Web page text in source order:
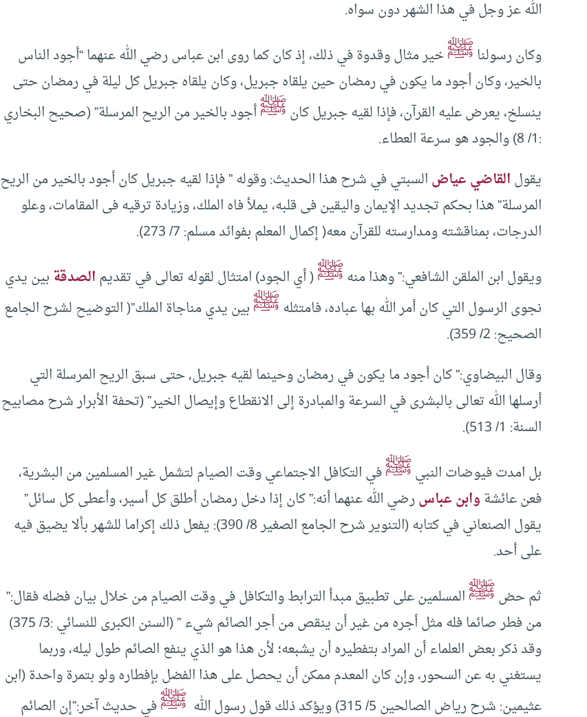
الله عز وجل في هذا الشهر دون سواه.
وكان رسولناﷺخير مثال وقدوة في ذلك، إذ كان كما روى ابن عباس رضي الله عنهما “أجود الناس
بالخير، وكان أجود ما يكون في رمضان حين يلقاه جبريل، وكان يلقاه جبريل كل ليلة في رمضان حتى
ينسلخ، يعرض عليه القرآن، فإذا لقيه جبريل كانﷺأجود بالخير من الريح المرسلة” (صحيح البخاري
:1/ 8) والجود هو سرعة العطاء.
يقولالقاضي عياضالسبتي في شرح هذا الحديث: وقوله ” فإذا لقيه جبريل كان أجود بالخير من الريح
المرسلة” هذا بحكم تجديد الإيمان واليقين فى قلبه، يملأ فاه الملك، وزيادة ترقيه فى المقامات، وعلو
الدرجات، بمناقشته ومدارسته للقرآن معه( إكمال المعلم بفوائد مسلم: 7/ 273).
ويقول ابن الملقن الشافعي:” وهذا منهﷺ( أي الجود) امتثال لقوله تعالى في تقديمالصدقةبين يدي
نجوى الرسول التي كان أمر الله بها عباده، فامتثلهﷺبين يدي مناجاة الملك”( التوضيح لشرح الجامع
الصحيح: 2/ 359).
وقال البيضاوي:” كان أجود ما يكون في رمضان وحينما لقيه جبريل, حتى سبق الريح المرسلة التي
أرسلها الله تعالى بالبشرى في السرعة والمبادرة إلى الانقطاع وإيصال الخير” (تحفة الأبرار شرح مصابيح
السنة: 1/ 513).
بل امدت فيوضات النبيﷺفي التكافل الاجتماعي وقت الصيام لتشمل غير المسلمين من البشرية،
فعن عائشةوابن عباسرضي الله عنهما أنه:” كان إذا دخل رمضان أطلق كل أسير، وأعطى كل سائل”
يقول الصنعاني في كتابه (التنوير شرح الجامع الصغير 8/ 390): يفعل ذلك إكراما للشهر بألا يضيق فيه
على أحد.
ثم حضﷺالمسلمين على تطبيق مبدأ الترابط والتكافل في وقت الصيام من خلال بيان فضله فقال:”
من فطر صائما فله مثل أجره من غير أن ينقص من أجر الصائم شيء ” (السنن الكبرى للنسائي :3/ 375)
وقد ذكر بعض العلماء أن المراد بتفطيره أن يشبعه؛ لأن هذا هو الذي ينفع الصائم طول ليله، وربما
يستغني به عن السحور، وإن كان المعدم ممكن أن يحصل على هذا الفضل بإفطاره ولو بتمرة واحدة (ابن
عثيمين: شرح رياض الصالحين 5/ 315) ويؤكد ذلك قول رسول الله
ﷺفي حديث آخر:”إن الصائم